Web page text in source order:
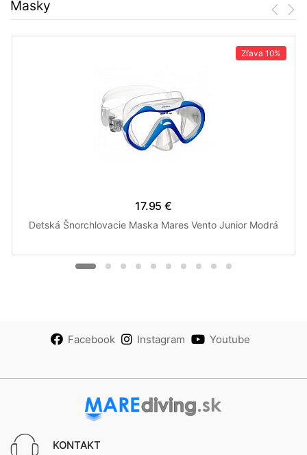
Masky
Zľava 10%
17.95 €
Detská Šnorchlovacie Maska Mares Vento Junior Modrá
Facebook Instagram Youtube
KONTAKT